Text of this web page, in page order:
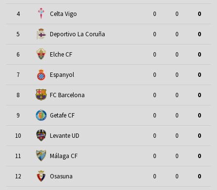
4 Celta Vigo 0 0 0
5 Deportivo La Coruña 0 0 0
6 Elche CF 0 0 0
7 Espanyol 0 0 0
8 FC Barcelona 0 0 0
9 Getafe CF 0 0 0
10 Levante UD 0 0 0
11 Málaga CF 0 0 0
12 Osasuna 0 0 0